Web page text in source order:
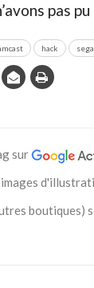
pas
hack sega
sur